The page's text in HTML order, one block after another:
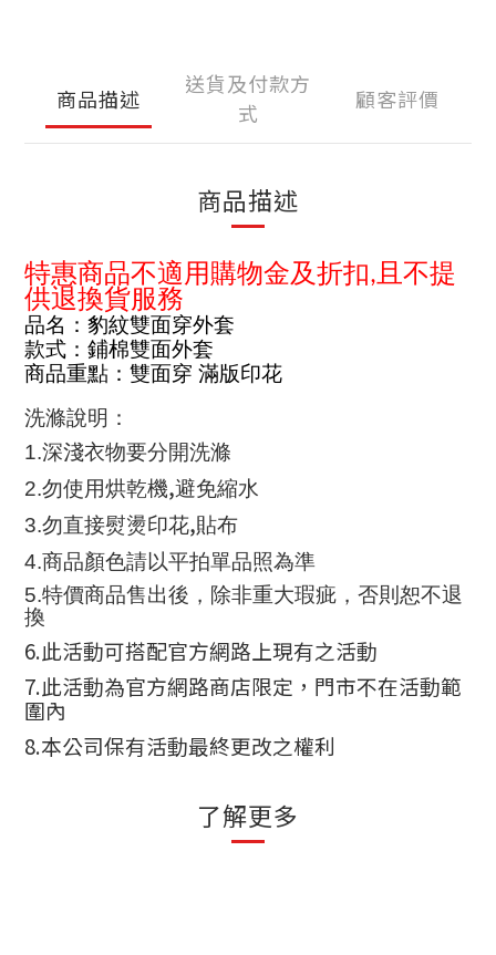
商品描述
送貨及付款方
式
顧客評價
商品描述
特惠商品不適用購物金及折扣,且不提
供退換貨服務
品名：豹紋雙面穿外套
款式：鋪棉雙面外套
商品重點：雙面穿 滿版印花
洗滌說明：
1.深淺衣物要分開洗滌
2.勿使用烘乾機,避免縮水
3.勿直接熨燙印花,貼布
4.商品顏色請以平拍單品照為準
5.特價商品售出後，除非重大瑕疵，否則恕不退
換
6.此活動可搭配官方網路上現有之活動
7.此活動為官方網路商店限定，門市不在活動範
圍內
8.本公司保有活動最終更改之權利
了解更多